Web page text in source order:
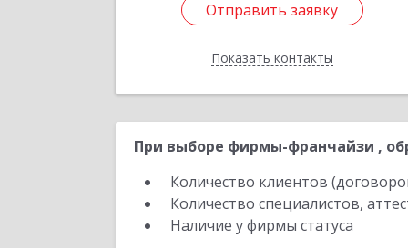
Отправить заявку
Показать контакты
Отправить заявку
Назад
При выборе фирмы-франчайзи ,
Количество клиентов
Количество специалистов,
Наличие у фирмы статуса